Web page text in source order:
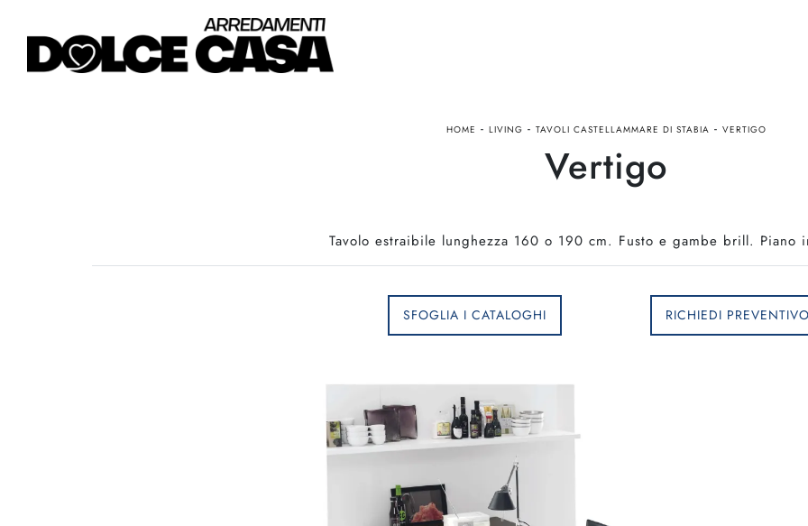
HOME - LIVING - TAVOLI CASTELLAMMARE DI STABIA - VERTIGO
Vertigo
Tavolo estraibile lunghezza 160 o 190 cm. Fusto e gambe brill. Piano
SFOGLIA I CATALOGHI RICHIEDI